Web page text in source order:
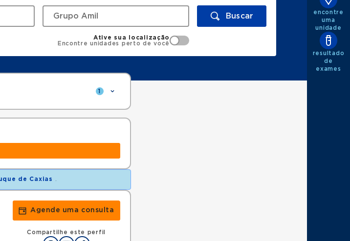
Buscar
Ative sua localização
Encontre unidades perto de você
1
de Caxias
Agende uma consulta
Compartilhe este perfil
encontre
uma
unidade
resultado
de
exames